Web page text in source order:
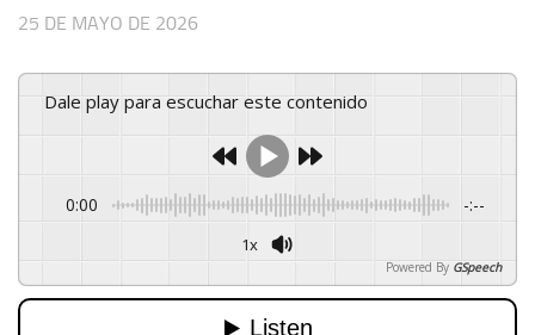
25 DE MAYO DE 2026
Dale play para escuchar este contenido
0:00 -:--
1x
Powered By GSpeech